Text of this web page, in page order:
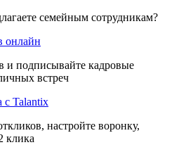
семейным сотрудникам?
онлайн
и подписывайте кадровые
встреч
с Talantix
настройте воронку,
клика